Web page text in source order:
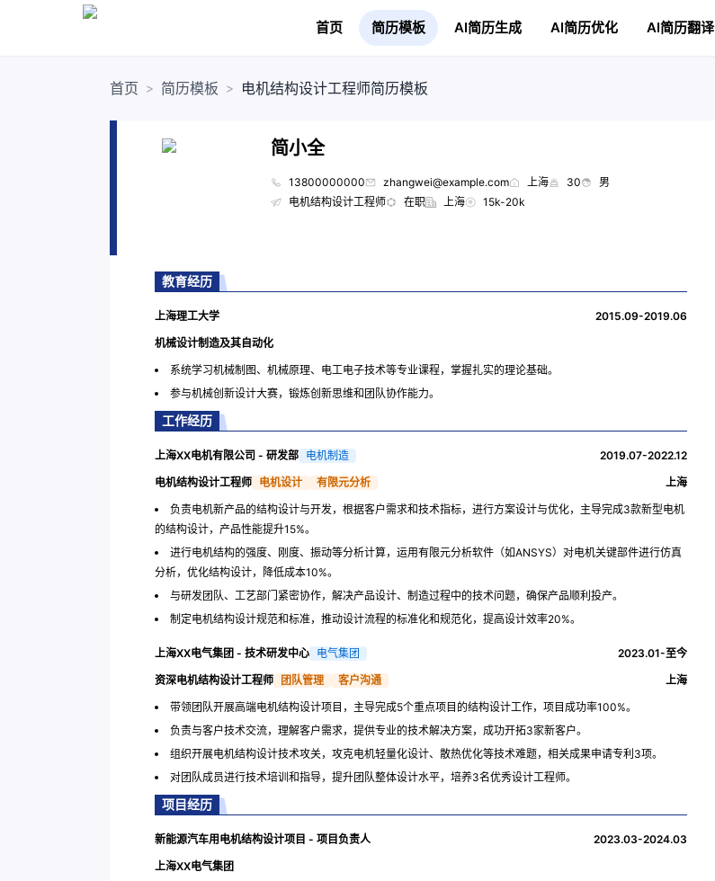
首页 简历模板 AI简历生成 AI简历优化 AI简历翻译
首页 > 简历模板 > 电机结构设计工程师简历模板
简小全
13800000000 zhangwei@example.com 上海 30
男
电机结构设计工程师
在职 上海 15k-20k
教育经历
上海理工大学
2015.09-2019.06
机械设计制造及其自动化
系统学习机械制图、机械原理、电工电子技术等专业课程，掌握扎实的理论基础。
参与机械创新设计大赛，锻炼创新思维和团队协作能力。
工作经历
上海XX电机有限公司 - 研发部 电机制造
2019.07-2022.12
电机结构设计工程师
电机设计 有限元分析
上海
负责电机新产品的结构设计与开发，根据客户需求和技术指标，进行方案设计与优化，主导完成3款新型电机
的结构设计，产品性能提升15%。
进行电机结构的强度、刚度、振动等分析计算，运用有限元分析软件（如ANSYS）对电机关键部件进行仿真
分析，优化结构设计，降低成本10%。
与研发团队、工艺部门紧密协作，解决产品设计、制造过程中的技术问题，确保产品顺利投产。
制定电机结构设计规范和标准，推动设计流程的标准化和规范化，提高设计效率20%。
上海XX电气集团 - 技术研发中心 电气集团
2023.01-至今
资深电机结构设计工程师
团队管理 客户沟通
上海
带领团队开展高端电机结构设计项目，主导完成5个重点项目的结构设计工作，项目成功率100%。
负责与客户技术交流，理解客户需求，提供专业的技术解决方案，成功开拓3家新客户。
组织开展电机结构设计技术攻关，攻克电机轻量化设计、散热优化等技术难题，相关成果申请专利3项。
对团队成员进行技术培训和指导，提升团队整体设计水平，培养3名优秀设计工程师。
项目经历
新能源汽车用电机结构设计项目 - 项目负责人
2023.03-2024.03
上海XX电气集团